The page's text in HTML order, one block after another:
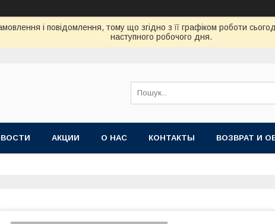
і повідомлення, тому що згідно з її графіком роботи
наступного робочого дня.
АКЦИИ О НАС КОНТАКТЫ ВОЗВРАТ И